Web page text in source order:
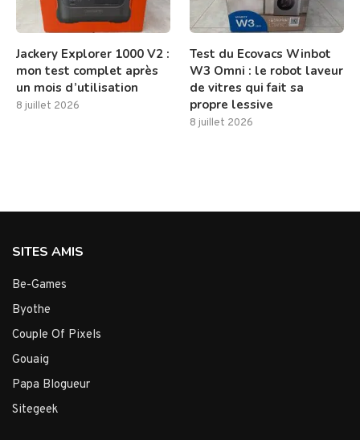
Jackery Explorer 1000 V2 :
mon test complet après
un mois d’utilisation
8 juillet 2026
Test du Ecovacs Winbot
W3 Omni : le robot laveur
de vitres qui fait sa
propre lessive
8 juillet 2026
SITES AMIS
Be-Games
Byothe
Couple Of Pixels
Gouaig
Papa Blogueur
Sitegeek